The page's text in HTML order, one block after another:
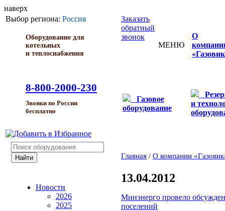
наверх
Выбор региона: Россия
Оборудование для
котельных
и теплоснабжения
8-800-2000-230
Звонки по России
бесплатно
Заказать
обратный
звонок
МЕНЮ
О
Газовое
оборудование
и
Новости
2026
2025
Главная / О компании
13.04.2012
Минэнерго провело
поселений